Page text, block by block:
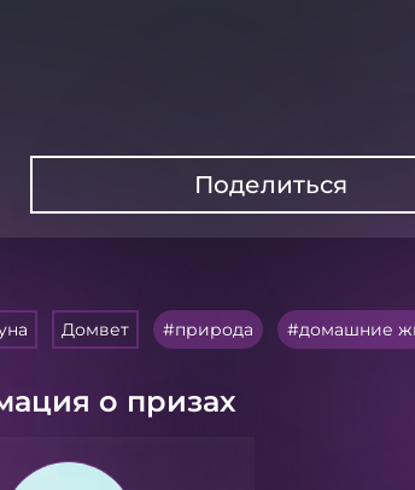
Поделиться
Домвет природа домашние
о призах